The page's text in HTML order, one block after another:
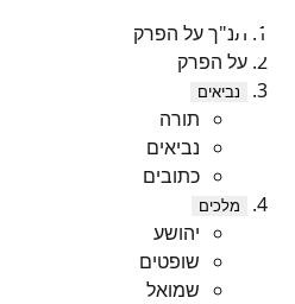
תנ"ך על הפרק
על הפרק
נביאים
תורה
נביאים
כתובים
מלכים
יהושע
שופטים
שמואל